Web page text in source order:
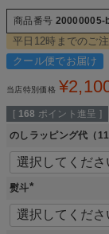
商品番号 20000005-
平日12時までのご
クール便でお届け
当店特別価格 ¥
[ 168 ポイント進呈 ]
のしラッピング代（
熨斗
必
須
)